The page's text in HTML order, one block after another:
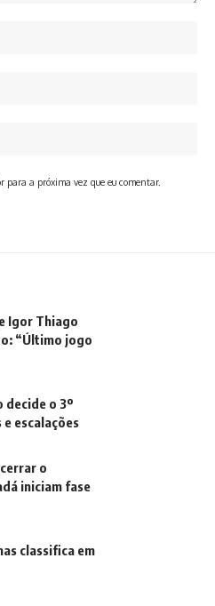
para a próxima vez que eu comentar.
Igor Thiago
“Último jogo
decide o 3º
escalações
o
iniciam fase
classifica em